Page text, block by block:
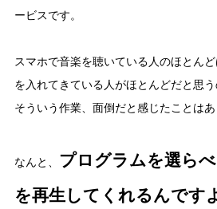
ービスです。
スマホで音楽を聴いている人のほとん
を入れてきている人がほとんどだと思う
そういう作業、面倒だと感じたことは
なんと、 プログラムを選ら
を再生してくれるんです